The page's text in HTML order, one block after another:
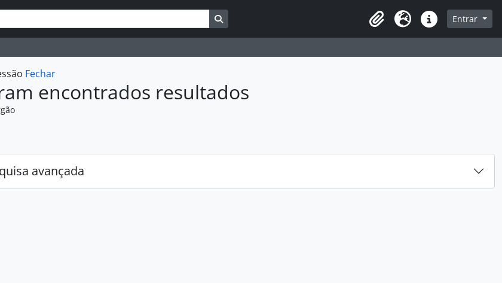
Busque na página de navegação
Idioma Ligações rápidas
Entrar
Fechar
encontrados resultados
avançada